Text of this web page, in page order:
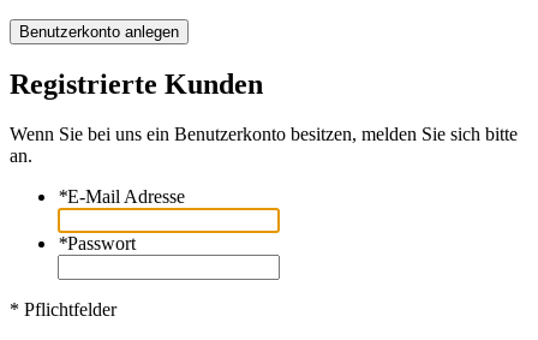
Benutzerkonto anlegen
Registrierte Kunden
Wenn Sie bei uns ein Benutzerkonto besitzen, melden Sie sich bitte
an.
*E-Mail Adresse
*Passwort
* Pflichtfelder